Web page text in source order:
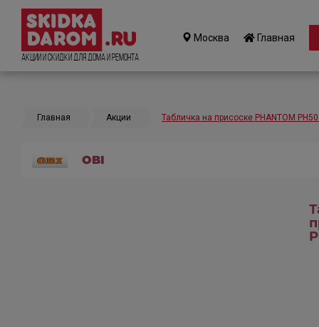
Акции и Скидки для дома и ремонта
Москва Главная
Главная Акции Табличка на присоске PHANTOM
OBI